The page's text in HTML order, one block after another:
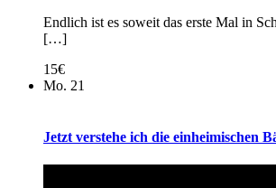
Endlich ist es soweit das erste Mal in
[…]
15€
Mo. 21
Jetzt verstehe ich die einheimischen